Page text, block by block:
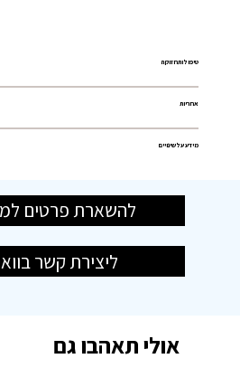
טיפול ותחזוקה
אחריות
מידע על שינויים
להשארת פרטים
ליצירת קשר
אולי תאהבו גם